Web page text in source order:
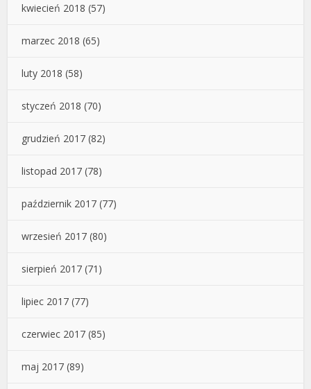
kwiecień 2018 (57)
marzec 2018 (65)
luty 2018 (58)
styczeń 2018 (70)
grudzień 2017 (82)
listopad 2017 (78)
październik 2017 (77)
wrzesień 2017 (80)
sierpień 2017 (71)
lipiec 2017 (77)
czerwiec 2017 (85)
maj 2017 (89)